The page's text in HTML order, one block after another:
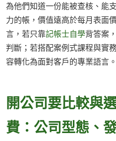
為他們知道一份能被查核、能
力的帳，價值遠高於每月表面
言，若只靠記帳士自學背答案
判斷；若搭配案例式課程與實
容轉化為面對客戶的專業語言。
開公司要比較與
費：公司型態、